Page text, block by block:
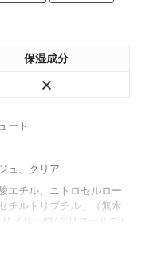
保湿成分
ート
ュ、クリア
エチル、ニトロセルロー
チルトリブチル、（無水
メリト酸/グリコールズ）
プロパノール、ステアラ